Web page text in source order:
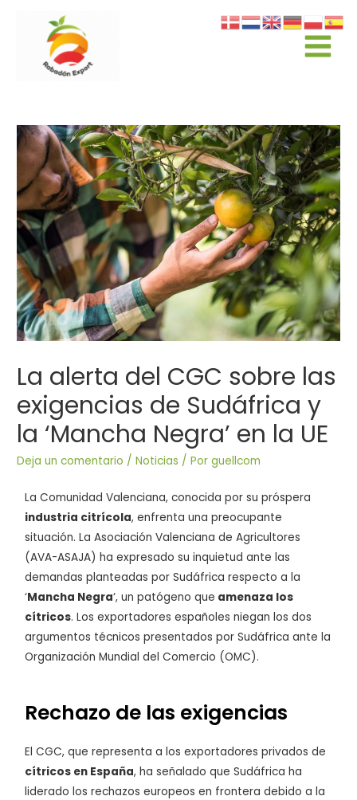
La alerta del CGC sobre las
exigencias de Sudáfrica y
la ‘Mancha Negra’ en la UE
Deja un comentario /Noticias / Porguellcom
La Comunidad Valenciana, conocida por su próspera
industria citrícola, enfrenta una preocupante
situación. La Asociación Valenciana de Agricultores
(AVA-ASAJA) ha expresado su inquietud ante las
demandas planteadas por Sudáfrica respecto a la
‘Mancha Negra‘, un patógeno que amenaza los
cítricos. Los exportadores españoles niegan los dos
argumentos técnicos presentados por Sudáfrica ante la
Organización Mundial del Comercio (OMC).
Rechazo de las exigencias
El CGC, que representa a los exportadores privados de
cítricos en España, ha señalado que Sudáfrica ha
liderado los rechazos europeos en frontera debido a la